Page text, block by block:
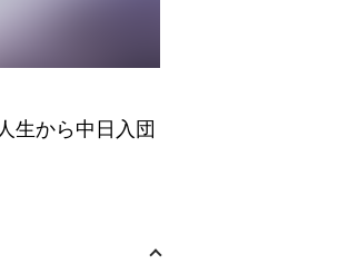
生から中日入団